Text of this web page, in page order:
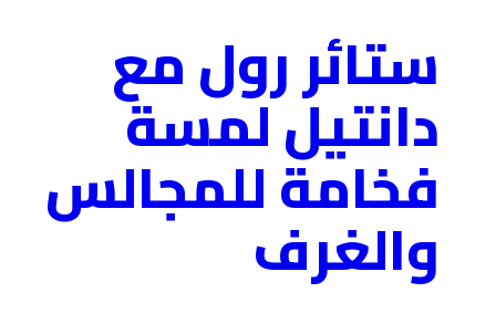
ستائر رول مع
دانتيل لمسة
فخامة للمجالس
والغرف